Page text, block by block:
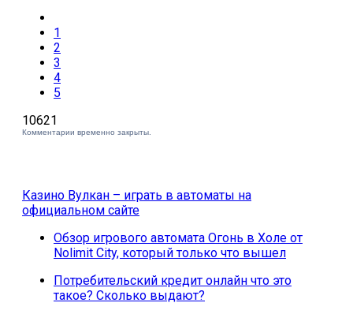
1
2
3
4
5
10621
Комментарии временно закрыты.
Казино Вулкан – играть в автоматы на
официальном сайте
Обзор игрового автомата Огонь в Холе от
Nolimit City, который только что вышел
Потребительский кредит онлайн что это
такое? Сколько выдают?